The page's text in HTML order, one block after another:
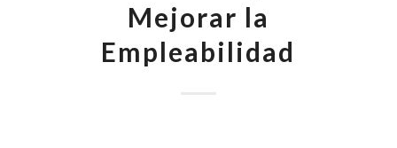
Mejorar la
Empleabilidad